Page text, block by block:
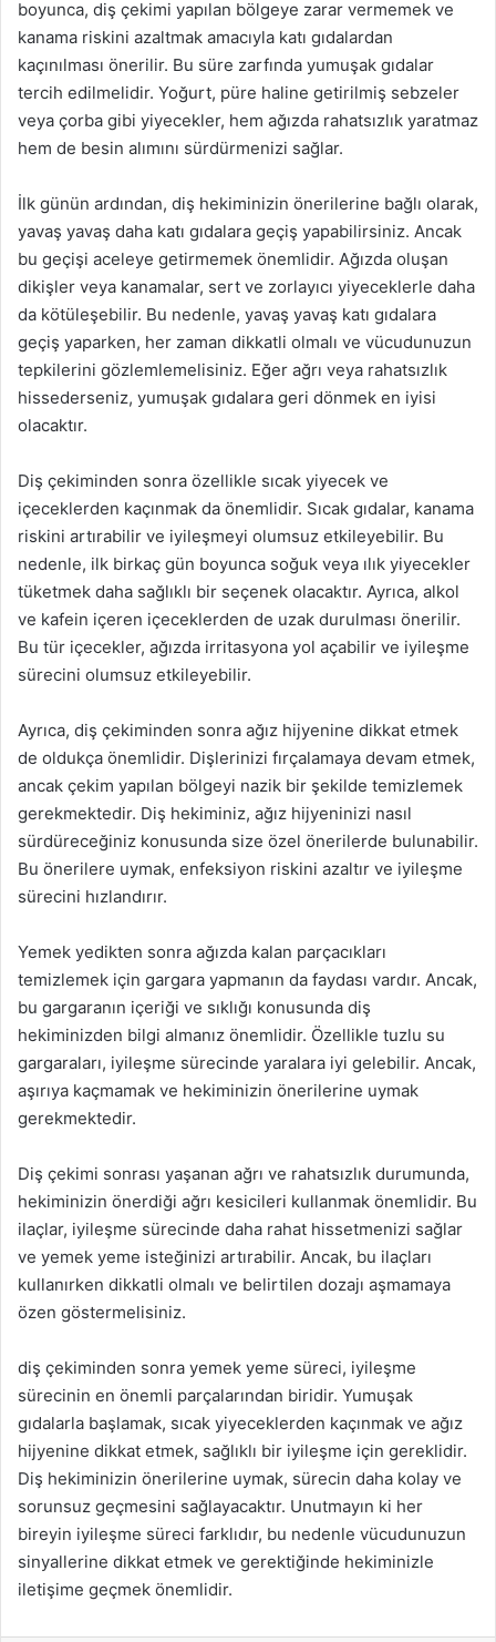
boyunca, diş çekimi yapılan bölgeye zarar vermemek ve
kanama riskini azaltmak amacıyla katı gıdalardan
kaçınılması önerilir. Bu süre zarfında yumuşak gıdalar
tercih edilmelidir. Yoğurt, püre haline getirilmiş sebzeler
veya çorba gibi yiyecekler, hem ağızda rahatsızlık yaratmaz
hem de besin alımını sürdürmenizi sağlar.
İlk günün ardından, diş hekiminizin önerilerine bağlı olarak,
yavaş yavaş daha katı gıdalara geçiş yapabilirsiniz. Ancak
bu geçişi aceleye getirmemek önemlidir. Ağızda oluşan
dikişler veya kanamalar, sert ve zorlayıcı yiyeceklerle daha
da kötüleşebilir. Bu nedenle, yavaş yavaş katı gıdalara
geçiş yaparken, her zaman dikkatli olmalı ve vücudunuzun
tepkilerini gözlemlemelisiniz. Eğer ağrı veya rahatsızlık
hissederseniz, yumuşak gıdalara geri dönmek en iyisi
olacaktır.
Diş çekiminden sonra özellikle sıcak yiyecek ve
içeceklerden kaçınmak da önemlidir. Sıcak gıdalar, kanama
riskini artırabilir ve iyileşmeyi olumsuz etkileyebilir. Bu
nedenle, ilk birkaç gün boyunca soğuk veya ılık yiyecekler
tüketmek daha sağlıklı bir seçenek olacaktır. Ayrıca, alkol
ve kafein içeren içeceklerden de uzak durulması önerilir.
Bu tür içecekler, ağızda irritasyona yol açabilir ve iyileşme
sürecini olumsuz etkileyebilir.
Ayrıca, diş çekiminden sonra ağız hijyenine dikkat etmek
de oldukça önemlidir. Dişlerinizi fırçalamaya devam etmek,
ancak çekim yapılan bölgeyi nazik bir şekilde temizlemek
gerekmektedir. Diş hekiminiz, ağız hijyeninizi nasıl
sürdüreceğiniz konusunda size özel önerilerde bulunabilir.
Bu önerilere uymak, enfeksiyon riskini azaltır ve iyileşme
sürecini hızlandırır.
Yemek yedikten sonra ağızda kalan parçacıkları
temizlemek için gargara yapmanın da faydası vardır. Ancak,
bu gargaranın içeriği ve sıklığı konusunda diş
hekiminizden bilgi almanız önemlidir. Özellikle tuzlu su
gargaraları, iyileşme sürecinde yaralara iyi gelebilir. Ancak,
aşırıya kaçmamak ve hekiminizin önerilerine uymak
gerekmektedir.
Diş çekimi sonrası yaşanan ağrı ve rahatsızlık durumunda,
hekiminizin önerdiği ağrı kesicileri kullanmak önemlidir. Bu
ilaçlar, iyileşme sürecinde daha rahat hissetmenizi sağlar
ve yemek yeme isteğinizi artırabilir. Ancak, bu ilaçları
kullanırken dikkatli olmalı ve belirtilen dozajı aşmamaya
özen göstermelisiniz.
diş çekiminden sonra yemek yeme süreci, iyileşme
sürecinin en önemli parçalarından biridir. Yumuşak
gıdalarla başlamak, sıcak yiyeceklerden kaçınmak ve ağız
hijyenine dikkat etmek, sağlıklı bir iyileşme için gereklidir.
Diş hekiminizin önerilerine uymak, sürecin daha kolay ve
sorunsuz geçmesini sağlayacaktır. Unutmayın ki her
bireyin iyileşme süreci farklıdır, bu nedenle vücudunuzun
sinyallerine dikkat etmek ve gerektiğinde hekiminizle
iletişime geçmek önemlidir.